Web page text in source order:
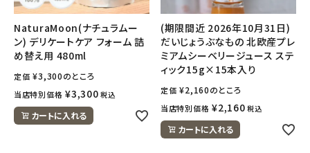
NaturaMoon(ナチュラムー
ン) デリケートケア フォーム 詰
め替え用 480ml
定価 ¥3,300のところ
当店特別価格 ¥3,300 税込
カートに入れる
(期限間近 2026年10月31日)
だいじょうぶなもの 北欧産プレ
ミアムシーベリージュース ステ
ィック15g×15本入り
定価 ¥2,160のところ
当店特別価格 ¥2,160 税込
カートに入れる